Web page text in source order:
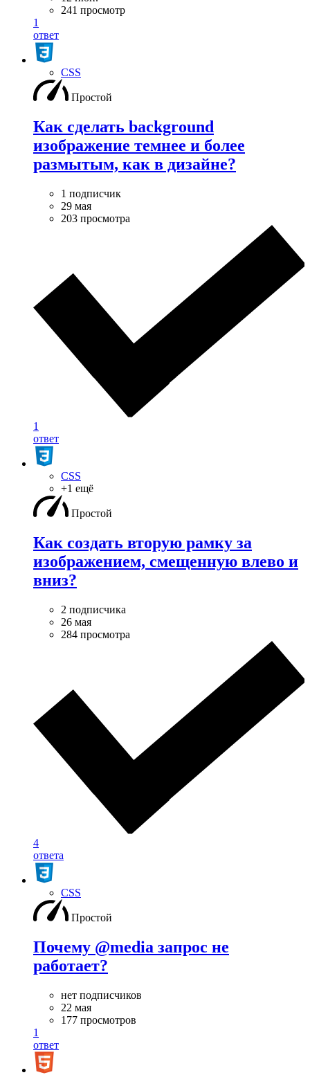
241 просмотр
1
ответ
CSS
Простой
Как сделать background
изображение темнее и более
размытым, как в дизайне?
1 подписчик
29 мая
203 просмотра
1
ответ
CSS
+1 ещё
Простой
Как создать вторую рамку за
изображением, смещенную влево и
вниз?
2 подписчика
26 мая
284 просмотра
4
ответа
CSS
Простой
Почему @media запрос не
работает?
нет подписчиков
22 мая
177 просмотров
1
ответ